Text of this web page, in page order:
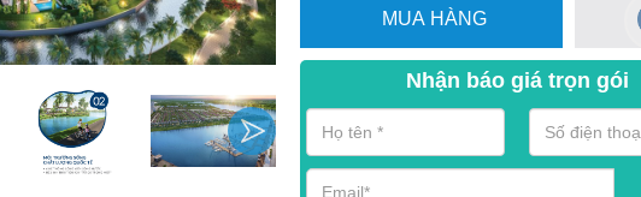
MUA HÀNG
Nhận báo giá trọn gói